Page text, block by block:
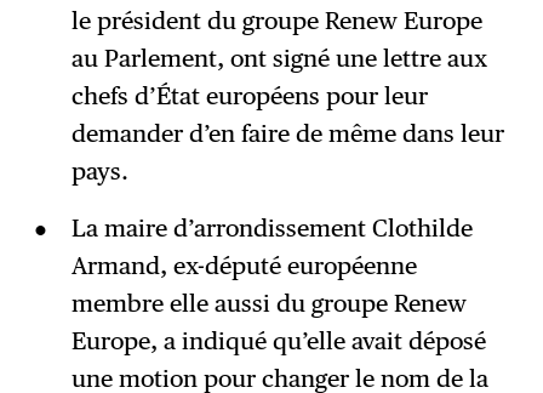
le président du groupe Renew Europe
au Parlement, ont signé une lettre aux
chefs d’État européens pour leur
demander d’en faire de même dans leur
pays.
La maire d’arrondissement Clothilde
Armand, ex-député européenne
membre elle aussi du groupe Renew
Europe, a indiqué qu’elle avait déposé
une motion pour changer le nom de la